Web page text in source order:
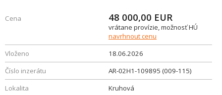
Cena 48 000,00 EUR
vrátane provízie, možnosť HÚ
navrhnout cenu
Vloženo
18.06.2026
Číslo inzerátu
AR-02H1-109895 (009-115)
Lokalita
Kruhová